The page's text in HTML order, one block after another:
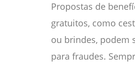
Propostas de
gratuitos, como
ou brindes, podem
para fraudes.